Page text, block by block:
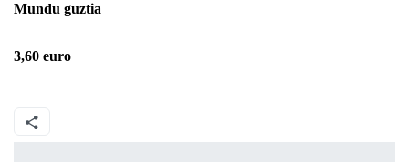
Mundu guztia
3,60 euro